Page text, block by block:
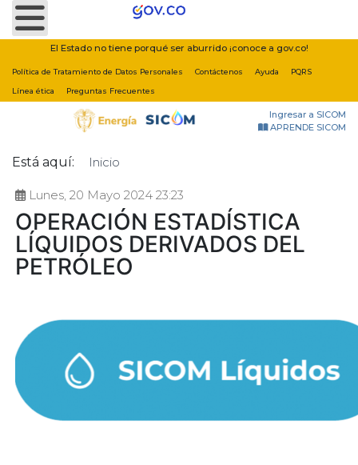
Nota:
este
web
incluye
un
accesibilidad.
El Estado no tiene porqué ser aburrido ¡conoce a gov.co!
Política de Tratamiento de Datos Personales Contáctenos Ayuda PQRS
Línea ética Preguntas Frecuentes
Ingresar a SICOM
APRENDE SICOM
Está aquí: Inicio
Lunes, 20 Mayo 2024 23:23
OPERACIÓN ESTADÍSTICA
LÍQUIDOS DERIVADOS DEL
PETRÓLEO